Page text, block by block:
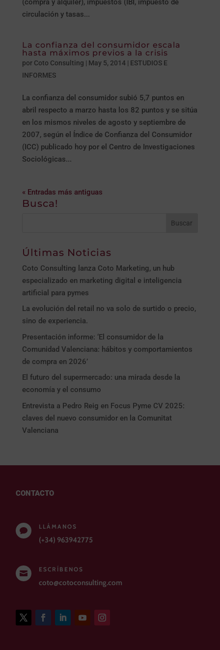
circulación y tasas...
La confianza del consumidor escala
hasta máximos previos a la crisis
por Coto Consulting | May 5, 2014| ESTUDIOS E
INFORMES
La confianza del consumidor subió 5,7 puntos en
abril respecto a marzo hasta los 82 puntos y se sitúa
en los mismos niveles de agosto y septiembre de
2007, según el Índice de Confianza del Consumidor
(ICC) publicado hoy por el Centro de Investigaciones
Sociológicas...
« Entradas más antiguas
Busca!
Últimas Noticias
Coto Consulting lanza Coto Marketing, un hub
especializado en marketing digital e inteligencia
artificial para pymes
La evolución del retail no va solo de surtido o precio,
sino de experiencia.
Presentación informe: ‘El consumidor de la
Comunidad Valenciana: hábitos y comportamientos
de compra en 2026’
El futuro del supermercado: una mirada desde la
economía y el consumo
Entrevista a Pedro Reig en Focus Pyme CV 2025:
claves del nuevo consumidor en la Comunitat
Valenciana
CONTACTO

LLÁMANOS
(+34) 963942775

ESCRÍBENOS
coto@cotoconsulting.com